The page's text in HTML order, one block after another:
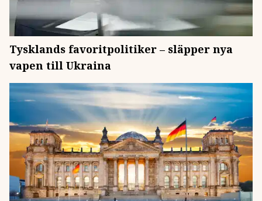
Tysklands favoritpolitiker – släpper nya
vapen till Ukraina